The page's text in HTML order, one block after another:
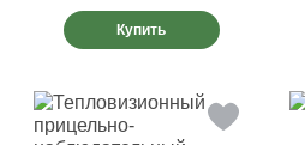
Купить